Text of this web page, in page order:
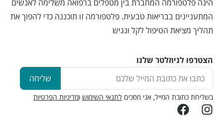
הינה פלטפורמה המחברת בין מטפלים ברפואה משלימה לאנשים
המתעניינים בבריאות טבעית. פלטפורמה זו תוכננה כדי להפוך את
תהליך מציאת הטיפול לקל ונגיש
הצטרפו לניוזלטר שלנו
שליחה
בשליחת כתובת המייל, אני מסכים לתנאי השימוש ומדיניות הפרטיות